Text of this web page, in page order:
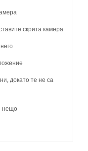
скрита камера
докато те не са
нещо